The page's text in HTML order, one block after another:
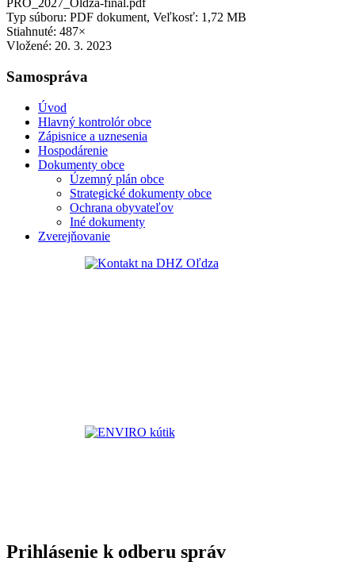
PRO_2027_Oldza-final.pdf
Typ súboru: PDF dokument, Veľkosť: 1,72 MB
Stiahnuté: 487×
Vložené: 20. 3. 2023
Samospráva
Úvod
Hlavný kontrolór obce
Zápisnice a uznesenia
Hospodárenie
Dokumenty obce
Územný plán obce
Strategické dokumenty obce
Ochrana obyvateľov
Iné dokumenty
Zverejňovanie
Prihlásenie k odberu správ